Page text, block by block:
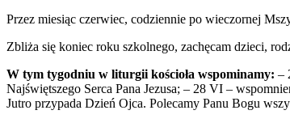
Przez miesiąc czerwiec, codziennie po wieczornej
Zbliża się koniec roku szkolnego, zachęcam dzieci,
W tym tygodniu w liturgii kościoła wspominamy: –
Najświętszego Serca Pana Jezusa; – 28 VI –
Jutro przypada Dzień Ojca. Polecamy Panu Bogu